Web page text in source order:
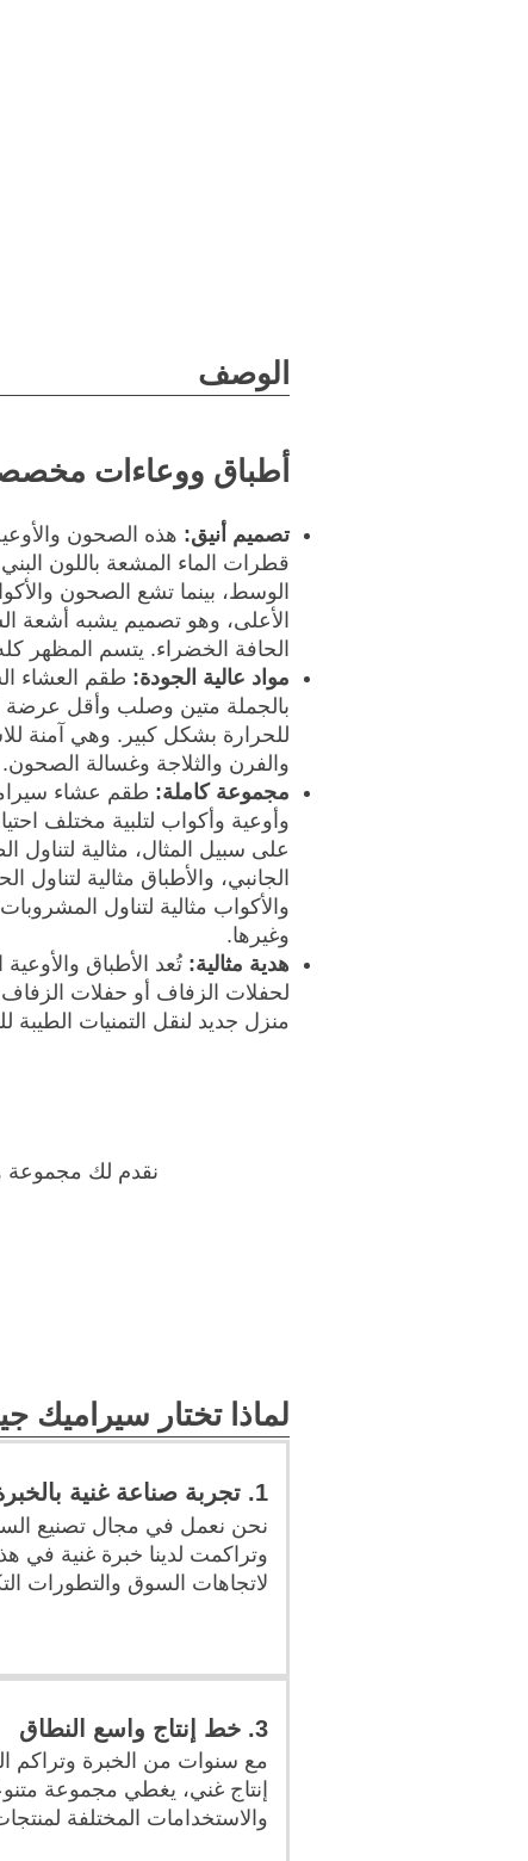
الوصف
أطباق ووعاءات
تصميم أنيق: هذه الصحون
قطرات الماء المشعة باللون
الوسط، بينما تشع الصحون
الأعلى، وهو تصميم يشبه
الحافة الخضراء. يتسم المظهر
مواد عالية الجودة: طقم العشاء
بالجملة متين وصلب وأقل عرضة
للحرارة بشكل كبير. وهي آمنة
والفرن والثلاجة وغسالة الصحون.
مجموعة كاملة: طقم عشاء
وأوعية وأكواب لتلبية مختلف
على سبيل المثال، مثالية لتناول
الجانبي، والأطباق مثالية لتناول
والأكواب مثالية لتناول
وغيرها.
هدية مثالية: تُعد الأطباق
لحفلات الزفاف أو حفلات الزفاف
منزل جديد لنقل التمنيات الطيبة
نقدم لك مجموعة
لماذا تختار سيراميك
1. تجربة صناعة غنية بالخبرة
وتراكمت لدينا خبرة غنية في
لاتجاهات السوق والتطورات
3. خط إنتاج واسع النطاق
مع سنوات من الخبرة وتراكم
إنتاج غني، يغطي مجموعة
والاستخدامات المختلفة